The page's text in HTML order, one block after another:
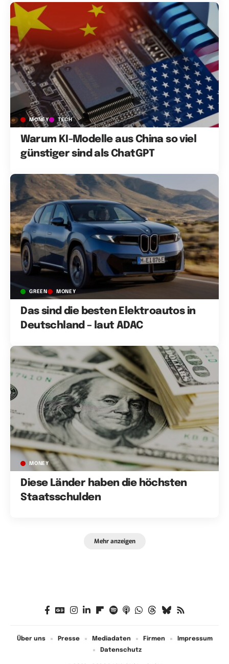
MONEY TECH
Warum KI-Modelle aus China so viel
günstiger sind als ChatGPT
GREEN MONEY
Das sind die besten Elektroautos in
Deutschland – laut ADAC
MONEY
Diese Länder haben die höchsten
Staatsschulden
Mehr anzeigen
Über uns Presse Mediadaten Firmen
Impressum
Datenschutz